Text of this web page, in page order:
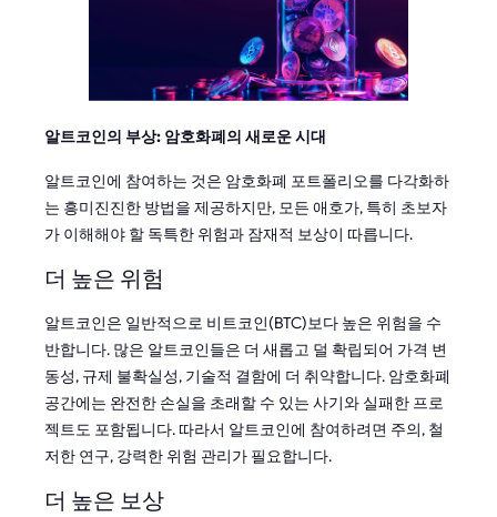
알트코인의 부상: 암호화폐의 새로운 시대
알트코인에 참여하는 것은 암호화폐 포트폴리오를 다각화하
는 흥미진진한 방법을 제공하지만, 모든 애호가, 특히 초보자
가 이해해야 할 독특한 위험과 잠재적 보상이 따릅니다.
더 높은 위험
알트코인은 일반적으로 비트코인(BTC)보다 높은 위험을 수
반합니다. 많은 알트코인들은 더 새롭고 덜 확립되어 가격 변
동성, 규제 불확실성, 기술적 결함에 더 취약합니다. 암호화폐
공간에는 완전한 손실을 초래할 수 있는 사기와 실패한 프로
젝트도 포함됩니다. 따라서 알트코인에 참여하려면 주의, 철
저한 연구, 강력한 위험 관리가 필요합니다.
더 높은 보상